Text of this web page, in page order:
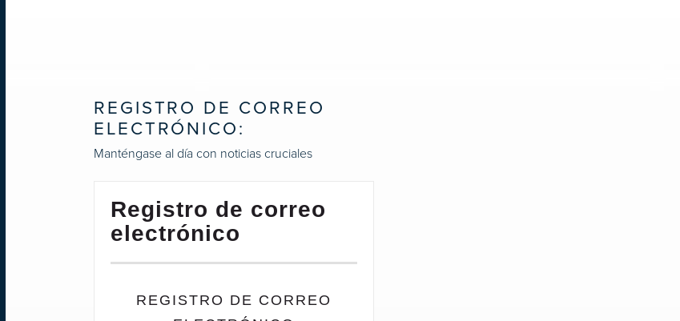
REGISTRO DE CORREO
ELECTRÓNICO:
Manténgase al día con noticias cruciales
Registro de correo
electrónico
REGISTRO DE CORREO